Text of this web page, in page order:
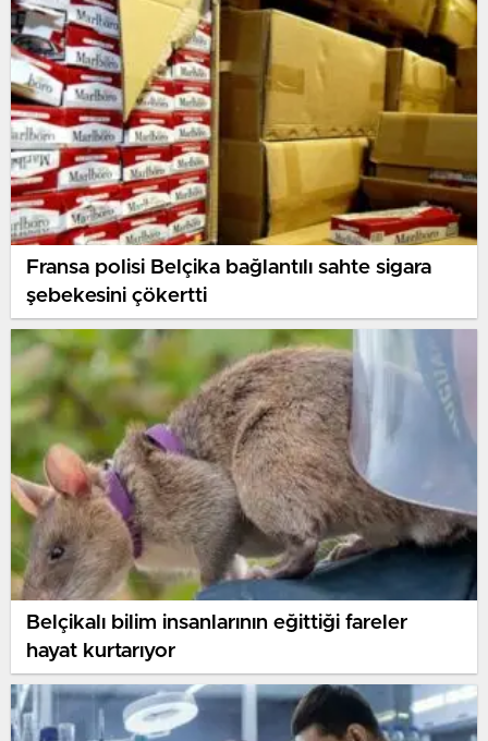
Fransa polisi Belçika bağlantılı sahte sigara
şebekesini çökertti
Belçikalı bilim insanlarının eğittiği fareler
hayat kurtarıyor